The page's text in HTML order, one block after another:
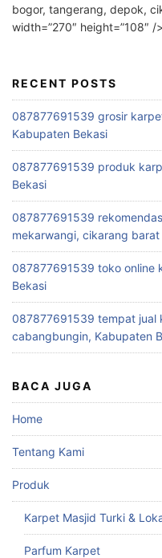
bogor, tangerang, depok,
width=”270″ height=”108″ /
RECENT POSTS
087877691539 grosir
Kabupaten Bekasi
087877691539 produk
Bekasi
087877691539
mekarwangi, cikarang
087877691539 toko online
Bekasi
087877691539 tempat jual
cabangbungin, Kabupaten
BACA JUGA
Home
Tentang Kami
Produk
Karpet Masjid Turki &
Parfum Karpet